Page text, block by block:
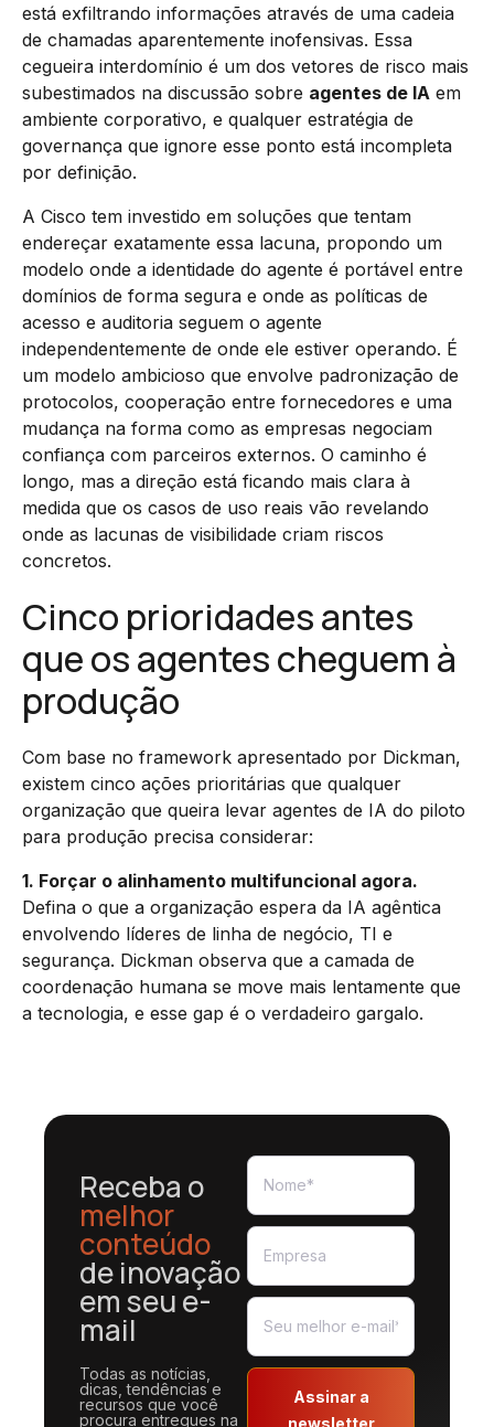
está exfiltrando informações através de uma cadeia
de chamadas aparentemente inofensivas. Essa
cegueira interdomínio é um dos vetores de risco mais
subestimados na discussão sobre agentes de IA em
ambiente corporativo, e qualquer estratégia de
governança que ignore esse ponto está incompleta
por definição.
A Cisco tem investido em soluções que tentam
endereçar exatamente essa lacuna, propondo um
modelo onde a identidade do agente é portável entre
domínios de forma segura e onde as políticas de
acesso e auditoria seguem o agente
independentemente de onde ele estiver operando. É
um modelo ambicioso que envolve padronização de
protocolos, cooperação entre fornecedores e uma
mudança na forma como as empresas negociam
confiança com parceiros externos. O caminho é
longo, mas a direção está ficando mais clara à
medida que os casos de uso reais vão revelando
onde as lacunas de visibilidade criam riscos
concretos.
Cinco prioridades antes
que os agentes cheguem à
produção
Com base no framework apresentado por Dickman,
existem cinco ações prioritárias que qualquer
organização que queira levar agentes de IA do piloto
para produção precisa considerar:
1. Forçar o alinhamento multifuncional agora.
Defina o que a organização espera da IA agêntica
envolvendo líderes de linha de negócio, TI e
segurança. Dickman observa que a camada de
coordenação humana se move mais lentamente que
a tecnologia, e esse gap é o verdadeiro gargalo.
Receba o
melhor
conteúdo
de inovação
em seu e-
mail
Todas as notícias,
dicas, tendências e
recursos que você
procura entregues na
Assinar a
newsletter